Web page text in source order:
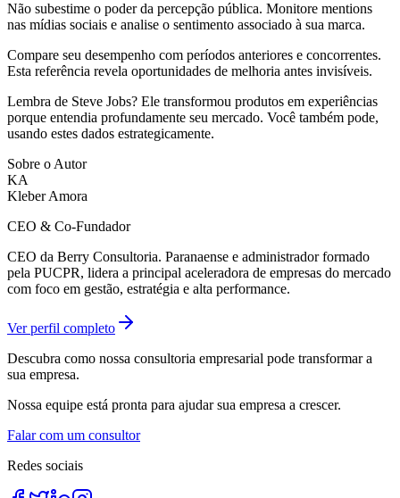
Não subestime o poder da percepção pública. Monitore mentions
nas mídias sociais e analise o sentimento associado à sua marca.
Compare seu desempenho com períodos anteriores e concorrentes.
Esta referência revela oportunidades de melhoria antes invisíveis.
Lembra de Steve Jobs? Ele transformou produtos em experiências
porque entendia profundamente seu mercado. Você também pode,
usando estes dados estrategicamente.
Sobre o Autor
KA
Kleber Amora
CEO & Co-Fundador
CEO da Berry Consultoria. Paranaense e administrador formado
pela PUCPR, lidera a principal aceleradora de empresas do mercado
com foco em gestão, estratégia e alta performance.
Ver perfil completo
Descubra como nossa consultoria empresarial pode transformar a
sua empresa.
Nossa equipe está pronta para ajudar sua empresa a crescer.
Falar com um consultor
Redes sociais